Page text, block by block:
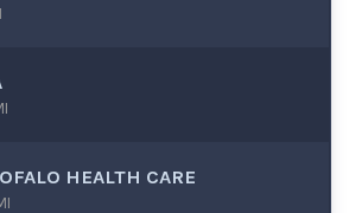
HEALTH CARE